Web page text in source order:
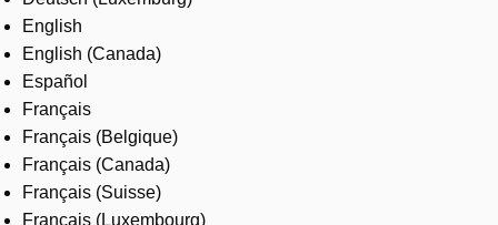
Careers
English
English (Canada)
Español
Français
Français (Belgique)
Français (Canada)
Français (Suisse)
Français (Luxembourg)